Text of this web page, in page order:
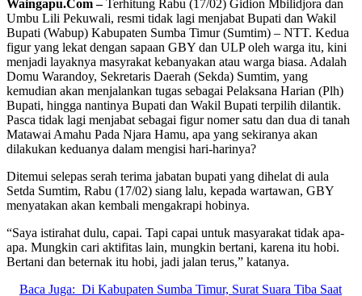
Waingapu.Com –Terhitung Rabu (17/02) Gidion Mbilidjora dan
Umbu Lili Pekuwali, resmi tidak lagi menjabat Bupati dan Wakil
Bupati (Wabup) Kabupaten Sumba Timur (Sumtim) – NTT. Kedua
figur yang lekat dengan sapaan GBY dan ULP oleh warga itu, kini
menjadi layaknya masyrakat kebanyakan atau warga biasa. Adalah
Domu Warandoy, Sekretaris Daerah (Sekda) Sumtim, yang
kemudian akan menjalankan tugas sebagai Pelaksana Harian (Plh)
Bupati, hingga nantinya Bupati dan Wakil Bupati terpilih dilantik.
Pasca tidak lagi menjabat sebagai figur nomer satu dan dua di tanah
Matawai Amahu Pada Njara Hamu, apa yang sekiranya akan
dilakukan keduanya dalam mengisi hari-harinya?
Ditemui selepas serah terima jabatan bupati yang dihelat di aula
Setda Sumtim, Rabu (17/02) siang lalu, kepada wartawan, GBY
menyatakan akan kembali mengakrapi hobinya.
“Saya istirahat dulu, capai. Tapi capai untuk masyarakat tidak apa-
apa. Mungkin cari aktifitas lain, mungkin bertani, karena itu hobi.
Bertani dan beternak itu hobi, jadi jalan terus,” katanya.
Baca Juga: Di Kabupaten Sumba Timur, Surat Suara Tiba Saat